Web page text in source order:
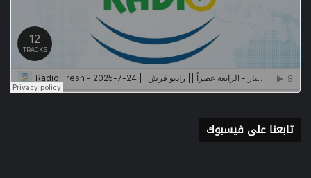
تابعنا على فيسبوك